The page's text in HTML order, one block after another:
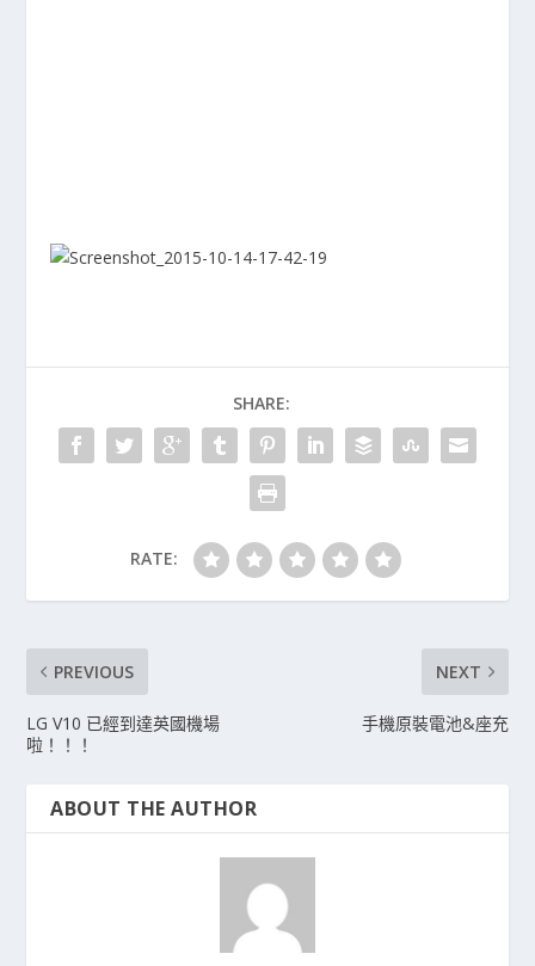
SHARE:
RATE:
PREVIOUS
LG V10 已經到達英國機場
啦！！！
NEXT
手機原裝電池&座充
ABOUT THE AUTHOR